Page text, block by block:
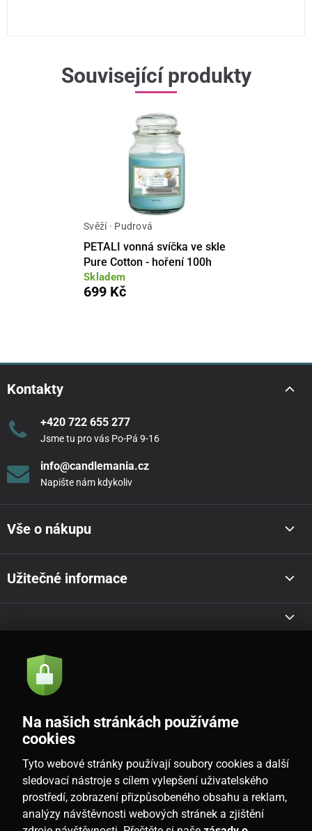
Související produkty
Svěží · Pudrová
PETALI vonná svíčka ve skle
Pure Cotton - hoření 100h
Skladem
699 Kč
Kontakty
+420 722 655 277
Jsme tu pro vás Po-Pá 9-16
info@candlemania.cz
Napište nám kdykoliv
Vše o nákupu
Užitečné informace
Akce a novinky e-mailem
Souhlasím sezásadami zpracování osobních údajů
CZ
Na našich stránkách používáme
cookies
Tyto webové stránky používají soubory cookies a další
sledovací nástroje s cílem vylepšení uživatelského
prostředí, zobrazení přizpůsobeného obsahu a reklam,
analýzy návštěvnosti webových stránek a zjištění